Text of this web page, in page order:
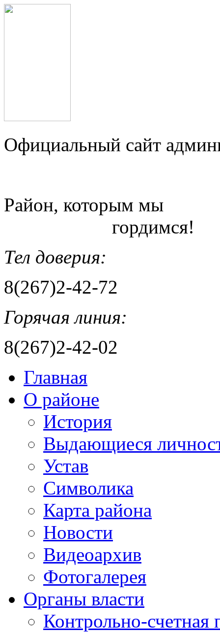
Официальный сайт
Район, которым мы
гордимся!
Тел доверия:
8(267)2-42-72
Горячая линия:
8(267)2-42-02
Главная
О районе
История
Выдающиеся
Устав
Символика
Карта района
Новости
Видеоархив
Фотогалерея
Органы власти
Контрольно-счетная